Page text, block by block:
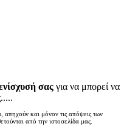
σας για να μπορεί να
και μόνον τις απόψεις των
από την ιστοσελίδα μας.